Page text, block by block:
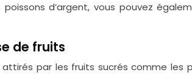
poissons d’argent, vous pouvez
de fruits
attirés par les fruits sucrés comme